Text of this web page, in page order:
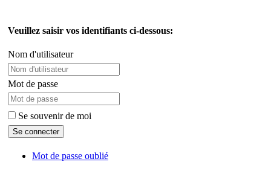
Veuillez saisir vos identifiants ci-dessous:
Nom d'utilisateur
Mot de passe
Se souvenir de moi
Mot de passe oublié